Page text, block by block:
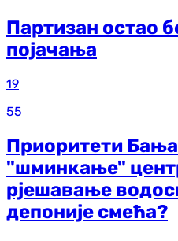
Партизан остао
појачања
19
55
Приоритети
"шминкање"
рјешавање
депоније смећа?